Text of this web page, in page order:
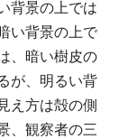
背景の上では
い背景の上で
、暗い樹皮の
が、明るい背
え方は殻の側
、観察者の三